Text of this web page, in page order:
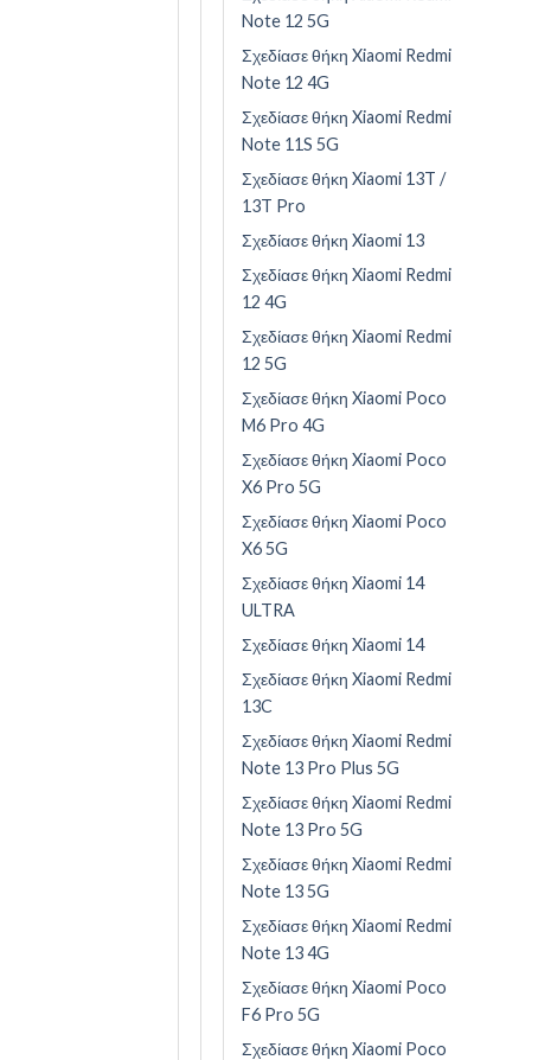
Note 12 5G
Σχεδίασε θήκη Xiaomi Redmi
Note 12 4G
Σχεδίασε θήκη Xiaomi Redmi
Note 11S 5G
Σχεδίασε θήκη Xiaomi 13T /
13T Pro
Σχεδίασε θήκη Xiaomi 13
Σχεδίασε θήκη Xiaomi Redmi
12 4G
Σχεδίασε θήκη Xiaomi Redmi
12 5G
Σχεδίασε θήκη Xiaomi Poco
M6 Pro 4G
Σχεδίασε θήκη Xiaomi Poco
X6 Pro 5G
Σχεδίασε θήκη Xiaomi Poco
X6 5G
Σχεδίασε θήκη Xiaomi 14
ULTRA
Σχεδίασε θήκη Xiaomi 14
Σχεδίασε θήκη Xiaomi Redmi
13C
Σχεδίασε θήκη Xiaomi Redmi
Note 13 Pro Plus 5G
Σχεδίασε θήκη Xiaomi Redmi
Note 13 Pro 5G
Σχεδίασε θήκη Xiaomi Redmi
Note 13 5G
Σχεδίασε θήκη Xiaomi Redmi
Note 13 4G
Σχεδίασε θήκη Xiaomi Poco
F6 Pro 5G
Σχεδίασε θήκη Xiaomi Poco